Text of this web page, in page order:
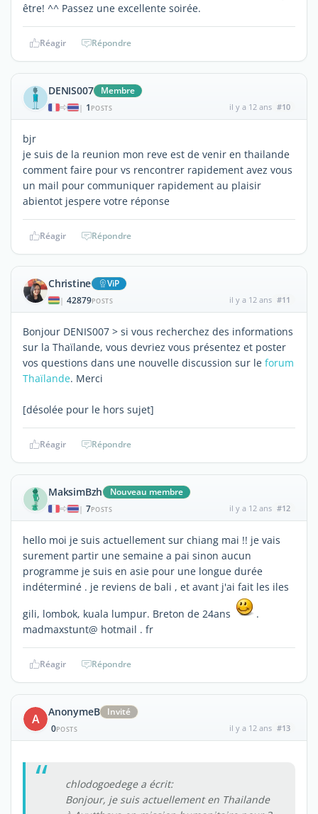
être! ^^ Passez une excellente soirée.
Réagir Répondre
DENIS007 Membre
| 1 POSTS il y a 12 ans #10
bjr
je suis de la reunion mon reve est de venir en thailande
comment faire pour vs rencontrer rapidement avez vous
un mail pour communiquer rapidement au plaisir
abientot jespere votre réponse
Réagir Répondre
Christine ViP
| 42879POSTS il y a 12 ans #11
Bonjour DENIS007 > si vous recherchez des informations
sur la Thaïlande, vous devriez vous présentez et poster
vos questions dans une nouvelle discussion sur le forum
Thaïlande. Merci
[désolée pour le hors sujet]
Réagir Répondre
MaksimBzh Nouveau membre
| 7POSTS il y a 12 ans #12
hello moi je suis actuellement sur chiang mai !! je vais
surement partir une semaine a pai sinon aucun
programme je suis en asie pour une longue durée
indéterminé . je reviens de bali , et avant j'ai fait les iles
gili, lombok, kuala lumpur. Breton de 24ans
.
madmaxstunt@ hotmail . fr
Réagir Répondre
A AnonymeB
Invité
0POSTS il y a 12 ans #13
chlodogoedege a écrit:
Bonjour, je suis actuellement en Thailande